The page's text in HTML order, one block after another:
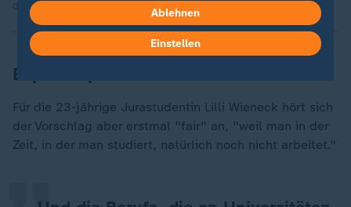
05.12.2025 | 1:52 min
Experte spricht von "Nebelkerze"
Für die 23-jährige Jurastudentin Lilli Wieneck hört sich
der Vorschlag aber erstmal "fair" an, "weil man in der
Zeit, in der man studiert, natürlich noch nicht arbeitet."
„
Ablehnen
Einstellen